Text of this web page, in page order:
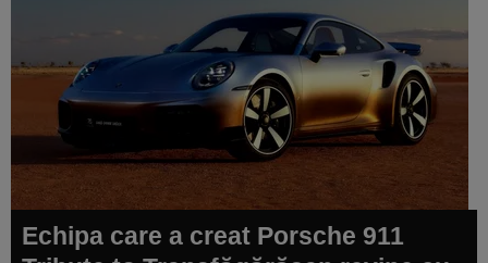
Echipa care a creat Porsche 911